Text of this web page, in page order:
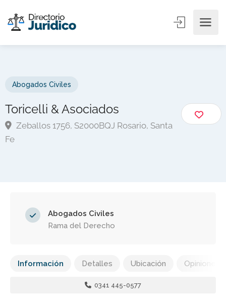
Abogados Civiles
Toricelli & Asociados
Zeballos 1756, S2000BQJ Rosario, Santa
Fe
Abogados Civiles
Rama del Derecho
Información Detalles Ubicación Opiniones
0341 445-0577